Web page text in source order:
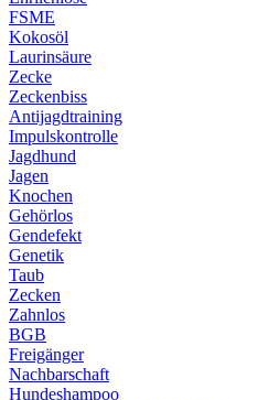
FSME
Kokosöl
Laurinsäure
Zecke
Zeckenbiss
Antijagdtraining
Impulskontrolle
Jagdhund
Jagen
Knochen
Gehörlos
Gendefekt
Genetik
Taub
Zecken
Zahnlos
BGB
Freigänger
Nachbarschaft
Hundeshampoo